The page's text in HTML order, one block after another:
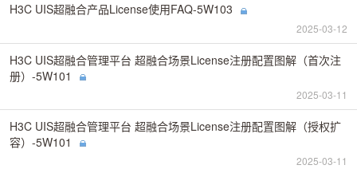
H3C UIS超融合产品License使用FAQ-5W103
2025-03-12
H3C UIS超融合管理平台 超融合场景License注册配置图解（首次注
册）-5W101
2025-03-11
H3C UIS超融合管理平台 超融合场景License注册配置图解（授权扩
容）-5W101
2025-03-11